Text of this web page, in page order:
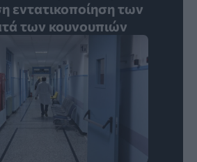
εντατικοποίηση των
των κουνουπιών